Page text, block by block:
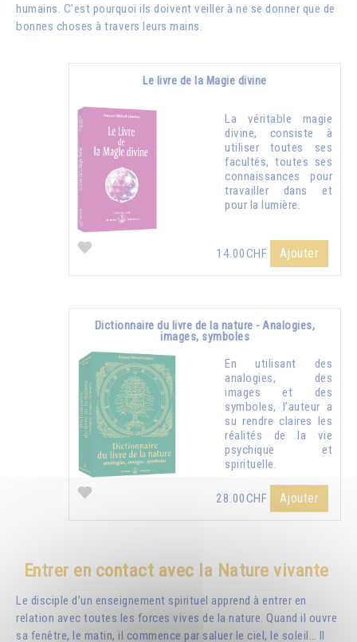
humains. C’est pourquoi ils doivent veiller à ne se donner que de
bonnes choses à travers leurs mains.
Le livre de la Magie divine
La véritable magie
divine, consiste à
utiliser toutes ses
facultés, toutes ses
connaissances pour
travailler dans et
pour la lumière.
14.00CHF Ajouter
Dictionnaire du livre de la nature - Analogies,
images, symboles
En utilisant des
analogies, des
images et des
symboles, l’auteur a
su rendre claires les
réalités de la vie
psychique et
spirituelle.
28.00CHF Ajouter
Entrer en contact avec la Nature vivante
Le disciple d’un enseignement spirituel apprend à entrer en
relation avec toutes les forces vives de la nature. Quand il ouvre
sa fenêtre, le matin, il commence par saluer le ciel, le soleil… Il